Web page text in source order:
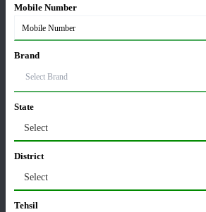
फसल
Mobile Number
Brand
State
Select
District
Select
Tehsil